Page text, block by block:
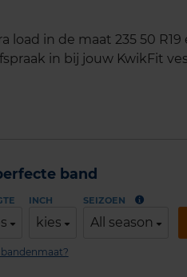
load in de maat 235 50
in bij jouw KwikFit
band
INCH
kies
SEIZOEN
All season